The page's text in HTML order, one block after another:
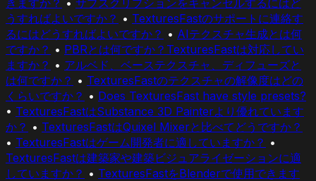
きますか？ • サブスクリプションをキャンセルするにはど
うすればよいですか？ • TexturesFastのサポートに連絡す
るにはどうすればよいですか？ • AIテクスチャ生成とは何
ですか？ • PBRとは何ですか？TexturesFastは対応してい
ますか？ • アルベド、ベーステクスチャ、ディフューズと
は何ですか？ • TexturesFastのテクスチャの解像度はどの
くらいですか？ • Does TexturesFast have style presets?
• TexturesFastはSubstance 3D Painterより優れています
か？ • TexturesFastはQuixel Mixerと比べてどうですか？
• TexturesFastはゲーム開発者に適していますか？ •
TexturesFastは建築家や建築ビジュアライゼーションに適
していますか？ • TexturesFastをBlenderで使用できます